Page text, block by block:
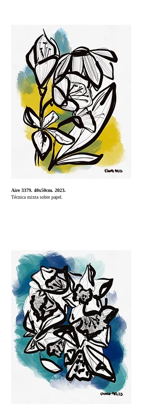
Aire 3379. 40x50cm. 2023.
Técnica mixta sobre papel.